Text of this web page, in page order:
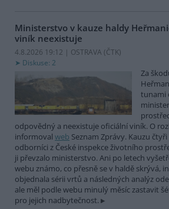
Ministerstvo v kauze haldy
viník neexistuje
4.8.2026 19:12 | OSTRAVA (ČTK)
Diskuse: 2
Za
tunami
odpovědný a neexistuje oficiální viník. O
informoval web Seznam Zprávy. Kauzu
odborníci z České inspekce životního
ji převzalo ministerstvo. Ani po letech
webu známo, co přesně se v haldě skrývá,
objednala sérii vrtů a následných analýz
ale měl podle webu minulý měsíc zastavit
pro jejich nadbytečnost.